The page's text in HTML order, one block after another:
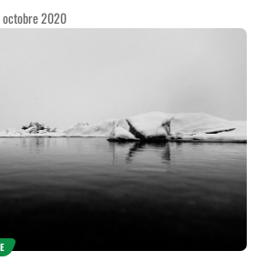
octobre 2020